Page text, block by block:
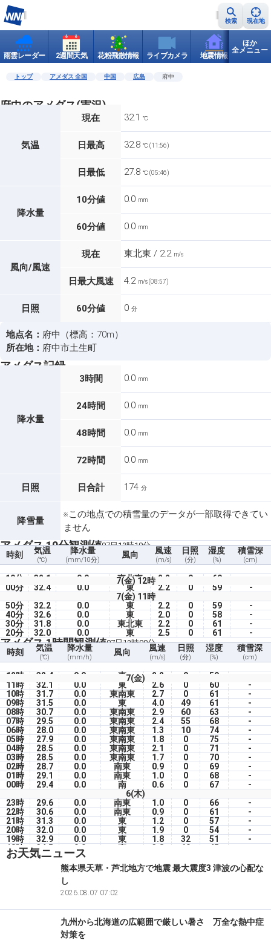
検索 現在地
雨雲レーダー 2週間天気 花粉飛散情報 ライブカメラ 地震情報 世界天
ほか
全メニュー
トップ アメダス 全国 中国 広島 府中
府中のアメダス(実況)
気温
現在 32.1 ℃
日最高 32.8 ℃ (11:56)
日最低 27.8 ℃ (05:46)
降水量
10分値 0.0 mm
60分値 0.0 mm
風向/風速
現在 東北東 / 2.2 m/s
日最大風速 4.2 m/s (08:57)
日照 60分値 0 分
地点名： 府中（標高：70m）
所在地： 府中市土生町
アメダス記録
降水量
3時間 0.0 mm
24時間 0.0 mm
48時間 0.0 mm
72時間 0.0 mm
日照 日合計 174 分
降雪量
※この地点での積雪量のデータが一部取得できてい
ません
アメダス 10分観測値07日12時10分
時刻 気温
(℃)
降水量
(mm/10分)
風向 風速
(m/s)
日照
(分)
湿度
(%)
積雪深
(cm)
7(金) 12時
10分 32.1 0.0 東北東 2.2 0 60
00分
32.4 0.0 東 2.2 0 59
-
7(金) 11時
50分
32.2 0.0 東 2.2 0 59
-
40分
32.6 0.0 東 2.0 0 58
-
30分
31.8 0.0 東北東 2.2 0 61
-
20分
32.0 0.0 東 2.5 0 61 -
アメダス 1時間観測値07日12時00分
時刻 気温
(℃)
降水量
(mm/h)
風向 風速
(m/s)
日照
(分)
湿度
(%)
積雪深
(cm)
7(金)
12時 32.4 0.0 東 2.2 0 59
11時
32.1 0.0 東 2.6 0 60
-
10時
31.7 0.0 東南東 2.7 0 61
-
09時
31.5 0.0 東 4.0 49 61
-
08時
30.7 0.0 東南東 2.9 60 63
-
07時
29.5 0.0 東南東 2.4 55 68
-
06時
28.0 0.0 東南東 1.3 10 74
-
05時
27.9 0.0 東南東 1.8 0 75
-
04時
28.5 0.0 東南東 2.1 0 71
-
03時
28.5 0.0 東南東 1.7 0 70
-
02時
28.7 0.0 南東 0.9 0 69
-
01時
29.1 0.0 南東 1.0 0 68
-
00時
29.4 0.0 南 0.6 0 67
-
6(木)
23時
29.6 0.0 南東 1.0 0 66
-
22時
30.6 0.0 南東 0.9 0 61
-
21時
31.3 0.0 東 1.2 0 57
-
20時
32.0 0.0 東 1.9 0 54
-
19時
32.9 0.0 東 1.8 32 51
-
18時
34.5 0.0 東 3.8 60 45
17時
35.1 0.0
0.0 東 3.1 60 43
-
0.0 東北東 2.4 60 42
-
0.0
お天気ニュース
熊本県天草・芦北地方で地震 最大震度3 津波の心配な
し
2026.08.07 07:02
九州から北海道の広範囲で厳しい暑さ 万全な熱中症
対策を